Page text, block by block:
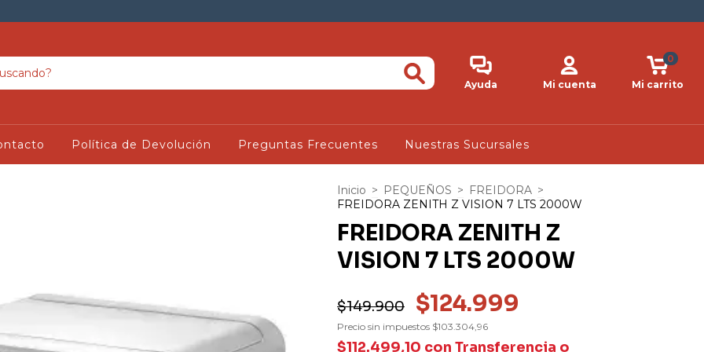
Ayuda Mi cuenta Mi carrito
0
Política de Devolución Preguntas Frecuentes Nuestras Sucursales
Inicio > PEQUEÑOS > FREIDORA >
FREIDORA ZENITH Z VISION 7 LTS 2000W
FREIDORA ZENITH Z
VISION 7 LTS 2000W
$149.900 $124.999
Precio sin impuestos $103.304,96
$112.499,10 con Transferencia o